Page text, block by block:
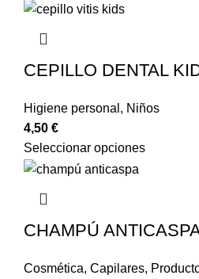
CEPILLO DENTAL
Higiene personal , Niños
4,50 €
Seleccionar opciones
CHAMPÚ
Cosmética, Capilares,